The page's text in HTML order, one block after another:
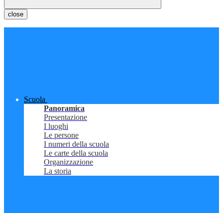
close
Scuola
Panoramica
Presentazione
I luoghi
Le persone
I numeri della scuola
Le carte della scuola
Organizzazione
La storia